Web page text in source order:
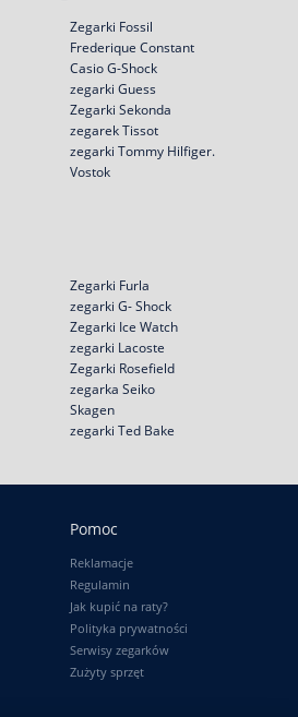
Zegarki Fossil
Frederique Constant
Casio G-Shock
zegarki Guess
Zegarki Sekonda
zegarek Tissot
zegarki Tommy Hilfiger.
Vostok
Zegarki Furla
zegarki G- Shock
Zegarki Ice Watch
zegarki Lacoste
Zegarki Rosefield
zegarka Seiko
Skagen
zegarki Ted Bake
Pomoc
Reklamacje
Regulamin
Jak kupić na raty?
Polityka prywatności
Serwisy zegarków
Zużyty sprzęt